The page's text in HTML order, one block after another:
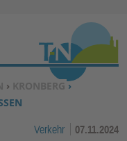
↓
› KRONBERG›
Verkehr 07.11.2024